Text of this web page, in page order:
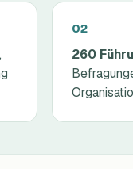
260